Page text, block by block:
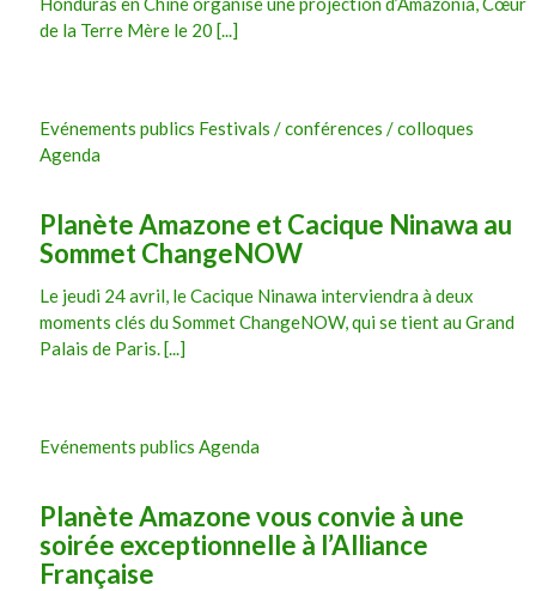
de la Terre Mère le 20 [...]
Evénements publics Festivals / conférences / colloques
Agenda
Planète Amazone et Cacique Ninawa au
Sommet ChangeNOW
Le jeudi 24 avril, le Cacique Ninawa interviendra à deux
moments clés du Sommet ChangeNOW, qui se tient au Grand
Palais de Paris. [...]
Evénements publics Agenda
Planète Amazone vous convie à une
soirée exceptionnelle à l’Alliance
Française